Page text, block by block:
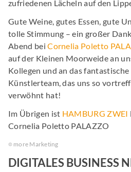
zufriedenen Lächeln auf den
Gute Weine, gutes Essen, gute
tolle Stimmung – ein großer
Abend beiCornelia Poletto
auf der Kleinen Moorweide an
Kollegen und an das fantastische
Künstlerteam, das uns so
verwöhnt hat!
Im Übrigen ist HAMBURG ZWEI
Cornelia Poletto PALAZZO
more Marketing
DIGITALES BUSINESS